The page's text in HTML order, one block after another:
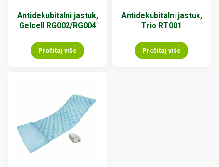
Antidekubitalni jastuk,
Gelcell RG002/RG004
Pročitaj više
Antidekubitalni jastuk,
Trio RT001
Pročitaj više